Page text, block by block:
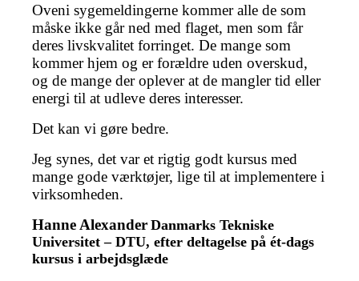
Oveni sygemeldingerne kommer alle de som
måske ikke går ned med flaget, men som får
deres livskvalitet forringet. De mange som
kommer hjem og er forældre uden overskud,
og de mange der oplever at de mangler tid eller
energi til at udleve deres interesser.
Det kan vi gøre bedre.
Jeg synes, det var et rigtig godt kursus med
mange gode værktøjer, lige til at implementere i
virksomheden.
Hanne Alexander Danmarks Tekniske
Universitet – DTU, efter deltagelse på ét-dags
kursus i arbejdsglæde